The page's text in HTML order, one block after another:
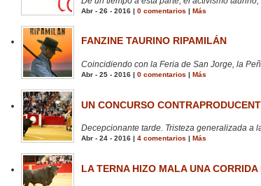
Abr - 26 - 2016 | 0 comentarios | Más
FANZINE TAURINO RIPAMILÁN
Coincidiendo con la Feria de San Jorge, la
Abr - 25 - 2016 | 0 comentarios | Más
UN CONCURSO
Decepcionante tarde. Tristeza generalizada a
Abr - 24 - 2016 | 4 comentarios | Más
LA TERNA HIZO MALA UNA